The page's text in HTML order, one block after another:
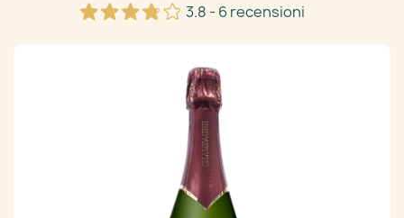
3.8 - 6 recensioni